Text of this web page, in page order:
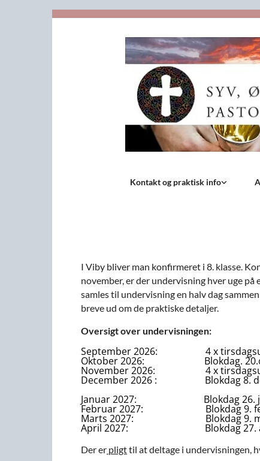
Kontakt og praktisk info
I Viby bliver man konfirmeret i 8. klasse.
november, er der undervisning hver uge på
samles til undervisning en halv dag
breve ud om de praktiske detaljer.
Oversigt over undervisningen:
September 2026: 4 x
Oktober 2026: Blokdag. 20.okt
November 2026: 4 x
December 2026 : Blokdag 8.
Januar 2027: Blokdag 26. jan
Februar 2027: Blokdag 9. feb
Marts 2027: Blokdag 9. mar
April 2027: Blokdag 27. apr
Der er pligttil at deltage i undervisningen,